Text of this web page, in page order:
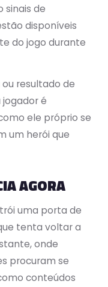
sinais de
disponíveis
do jogo durante
resultado de
é
ele próprio se
um herói que
AGORA
uma porta de
tenta voltar a
onde
procuram se
conteúdos